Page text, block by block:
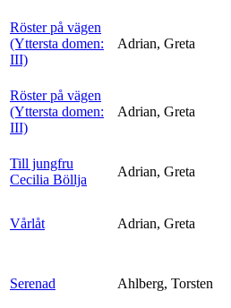
Röster på vägen
(Yttersta domen:
III)
Adrian, Greta
Röster på vägen
(Yttersta domen:
III)
Adrian, Greta
Till jungfru
Cecilia Böllja
Adrian, Greta
Vårlåt Adrian, Greta
Serenad Ahlberg, Torsten